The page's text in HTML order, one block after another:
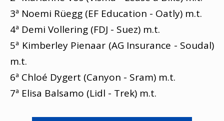
3ª Noemi Rüegg (EF Education - Oatly) m.t.
4ª Demi Vollering (FDJ - Suez) m.t.
5ª Kimberley Pienaar (AG Insurance - Soudal)
m.t.
6ª Chloé Dygert (Canyon - Sram) m.t.
7ª Elisa Balsamo (Lidl - Trek) m.t.